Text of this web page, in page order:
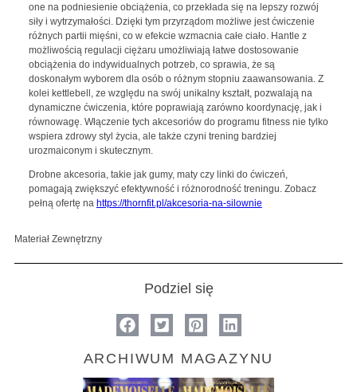
one na podniesienie obciążenia, co przekłada się na lepszy rozwój
siły i wytrzymałości. Dzięki tym przyrządom możliwe jest ćwiczenie
różnych partii mięśni, co w efekcie wzmacnia całe ciało. Hantle z
możliwością regulacji ciężaru umożliwiają łatwe dostosowanie
obciążenia do indywidualnych potrzeb, co sprawia, że są
doskonałym wyborem dla osób o różnym stopniu zaawansowania. Z
kolei kettlebell, ze względu na swój unikalny kształt, pozwalają na
dynamiczne ćwiczenia, które poprawiają zarówno koordynację, jak i
równowagę. Włączenie tych akcesoriów do programu fitness nie tylko
wspiera zdrowy styl życia, ale także czyni trening bardziej
urozmaiconym i skutecznym.
Drobne akcesoria, takie jak gumy, maty czy linki do ćwiczeń,
pomagają zwiększyć efektywność i różnorodność treningu. Zobacz
pełną ofertę na https://thornfit.pl/akcesoria-na-silownie
Materiał Zewnętrzny
Podziel się
ARCHIWUM MAGAZYNU